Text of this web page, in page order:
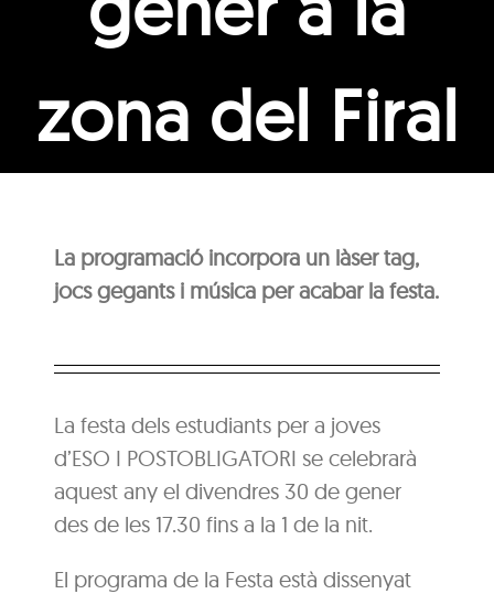
zona del Firal
La programació incorpora un làser tag,
jocs gegants i música per acabar la festa.
La festa dels estudiants per a joves
d’ESO I POSTOBLIGATORI se celebrarà
aquest any el divendres 30 de gener
des de les 17.30 fins a la 1 de la nit.
El programa de la Festa està dissenyat